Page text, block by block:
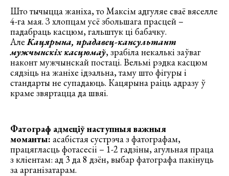
Што тычыцца жаніха, то Максім адгуляе сваё вяселле
4-га мая. З хлопцам усё збольшага прасцей –
падабраць касцюм, гальштук ці бабачку.
АлеКацярына, прадавец-кансультант
мужчынскіх касцюмаў, зрабіла некалькі заўваг
наконт мужчынскай постаці. Вельмі рэдка касцюм
сядзіць на жаніхе ідэальна, таму што фігуры і
стандарты не супадаюць. Кацярына раіць адразу ў
краме звяртацца да швяі.
Фатограф адмеціў наступныя важныя
моманты: асабістая сустрэча з фатографам,
працягласць фотасесіі – 1-2 гадзіны, агульная праца
з кліентам: ад 3 да 8 дзён, выбар фатографа пакінуць
за арганізатарам.